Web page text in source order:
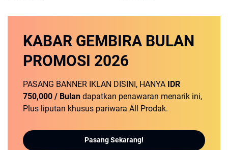
KABAR GEMBIRA BULAN
PROMOSI 2026
PASANG BANNER IKLAN DISINI, HANYA IDR
750,000 / Bulan dapatkan penawaran menarik ini,
Plus liputan khusus pariwara All Prodak.
Pasang Sekarang!